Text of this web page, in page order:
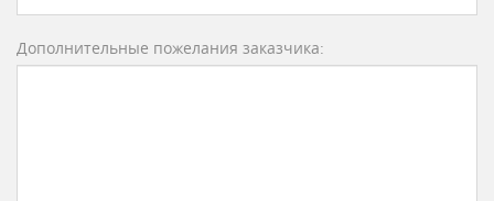
Дополнительные пожелания заказчика: